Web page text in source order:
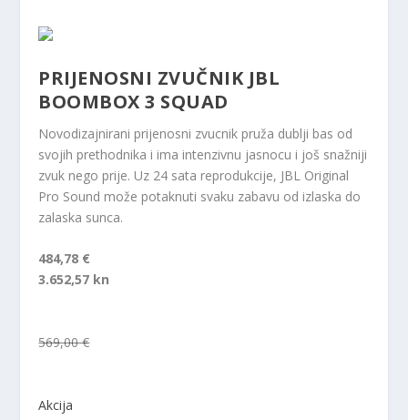
PRIJENOSNI ZVUČNIK JBL
BOOMBOX 3 SQUAD
Novodizajnirani prijenosni zvucnik pruža dublji bas od
svojih prethodnika i ima intenzivnu jasnocu i još snažniji
zvuk nego prije. Uz 24 sata reprodukcije, JBL Original
Pro Sound može potaknuti svaku zabavu od izlaska do
zalaska sunca.
484,78 €
3.652,57 kn
569,00 €
Akcija